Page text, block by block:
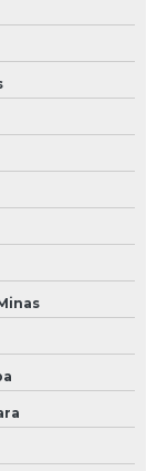
fluido térmico
de
térmico